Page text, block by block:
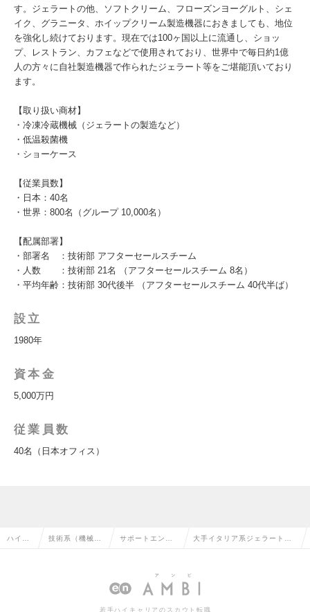
す。ジェラートの他、ソフトクリーム、フローズンヨーグルト、シェ
イク、グラニータ、ホイップクリーム製造機器におきましても、地位
を強化し続けております。現在では100ヶ国以上に流通し、ショッ
プ、レストラン、カフェなどで使用されており、世界中で毎日約1億
人の方々に自社製造機器で作られたジェラート等をご堪能頂いており
ます。
【取り扱い商材】
・冷凍冷蔵機械（ジェラートの製造など）
・低温殺菌機
・ショーケース
【従業員数】
・日本：40名
・世界：800名（グループ 10,000名）
【配属部署】
・部署名 ：技術部 アフターセールスチーム
・人数 ：技術部 21名 （アフターセールスチーム 8名）
・平均年齢：技術部 30代後半 （アフターセールスチーム 40代半ば）
設立
1980年
資本金
5,000万円
従業員数
40名（日本オフィス）
ハイク 技術系（機械・ サポートエンジ
動車）の転職
大手イタリア系ジェラート機
ジニア！の求人情報
若手ハイキャリアのスカウト転職